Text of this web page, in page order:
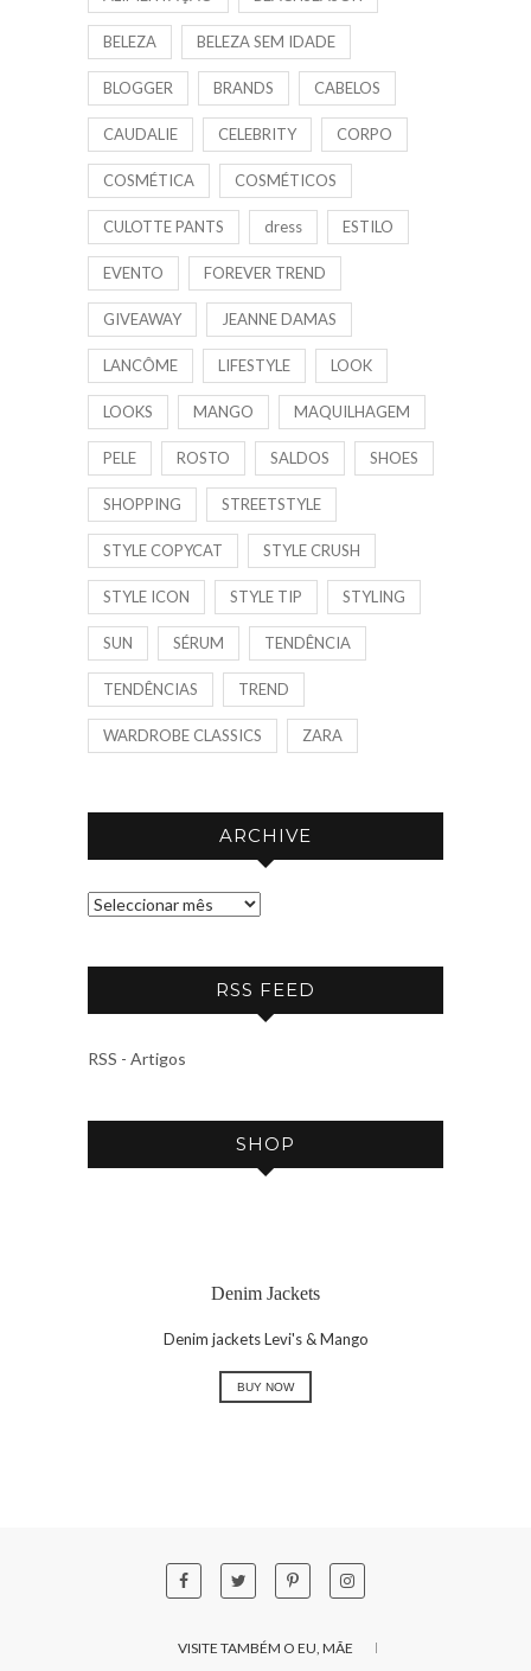
BELEZA BELEZA SEM IDADE
BLOGGER BRANDS CABELOS
CAUDALIE CELEBRITY CORPO
COSMÉTICA COSMÉTICOS
CULOTTE PANTS dress ESTILO
EVENTO FOREVER TREND
GIVEAWAY JEANNE DAMAS
LANCÔME LIFESTYLE LOOK
LOOKS MANGO MAQUILHAGEM
PELE ROSTO SALDOS SHOES
SHOPPING STREETSTYLE
STYLE COPYCAT STYLE CRUSH
STYLE ICON STYLE TIP STYLING
SUN SÉRUM TENDÊNCIA
TENDÊNCIAS TREND
WARDROBE CLASSICS ZARA
ARCHIVE
A
C
V
RSS FEED
RSS - Artigos
SHOP
Denim Jackets
Denim jackets Levi's & Mango
BUY NOW
VISITE TAMBÉM O EU, MÃE